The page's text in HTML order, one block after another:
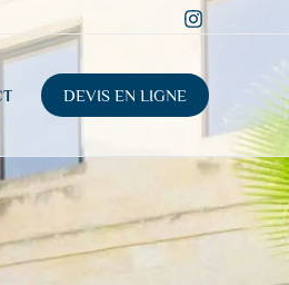
DEVIS EN LIGNE